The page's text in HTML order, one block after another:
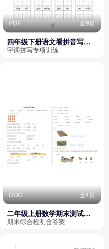
PDF 全9页
四年级下册语文看拼音写词
语专项练习
字词拼写专项训练
DOC 全4页
二年级上册数学期末测试卷
（西师版）
期末综合检测含答案